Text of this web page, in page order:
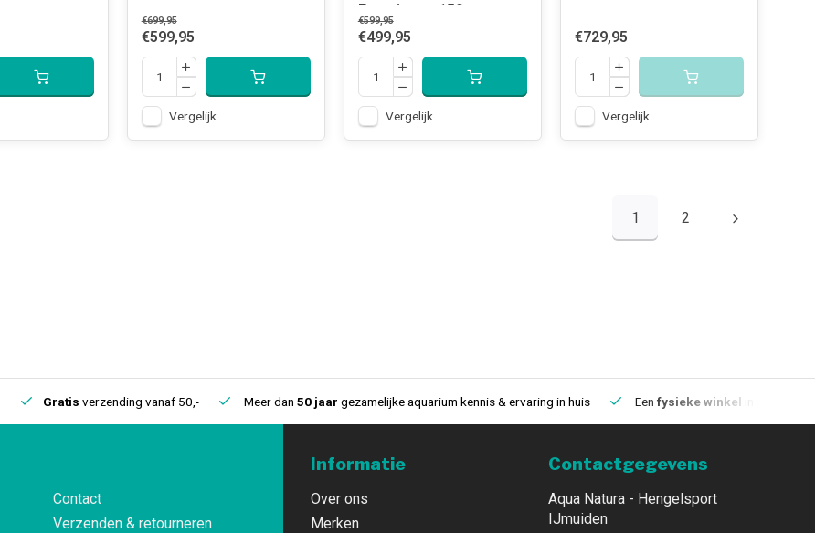
€699,95
€599,95
Vergelijk
Experience 150
Buitenfilter
€599,95
€499,95
Vergelijk
€729,95
Vergelijk
1 2
Gratis verzending vanaf 50,- Meer dan 50 jaar gezamelijke aquarium kennis & ervaring in huis Een fysieke winkel
Contact
Verzenden & retourneren
Informatie
Over ons
Merken
Contactgegevens
Aqua Natura - Hengelsport
IJmuiden